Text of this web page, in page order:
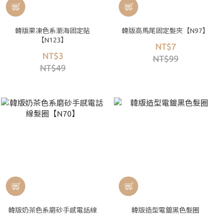
韓版果凍色系瀏海固定貼
【N123】
NT$3
NT$49
韓版高馬尾固定髮夾【N97】
NT$7
NT$99
韓版奶茶色系磨砂手感電話線
韓版造型電鍍黑色髮圈